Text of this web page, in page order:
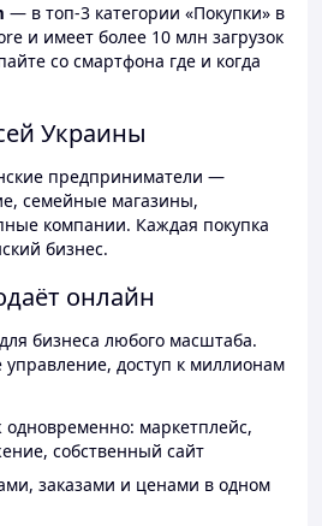
— в топ-3 категории «Покупки» в
и имеет более 10 млн загрузок
со смартфона где и когда
Украины
предприниматели —
семейные магазины,
компании. Каждая покупка
бизнес.
онлайн
бизнеса любого масштаба.
управление, доступ к миллионам
маркетплейс,
собственный сайт
заказами и ценами в одном